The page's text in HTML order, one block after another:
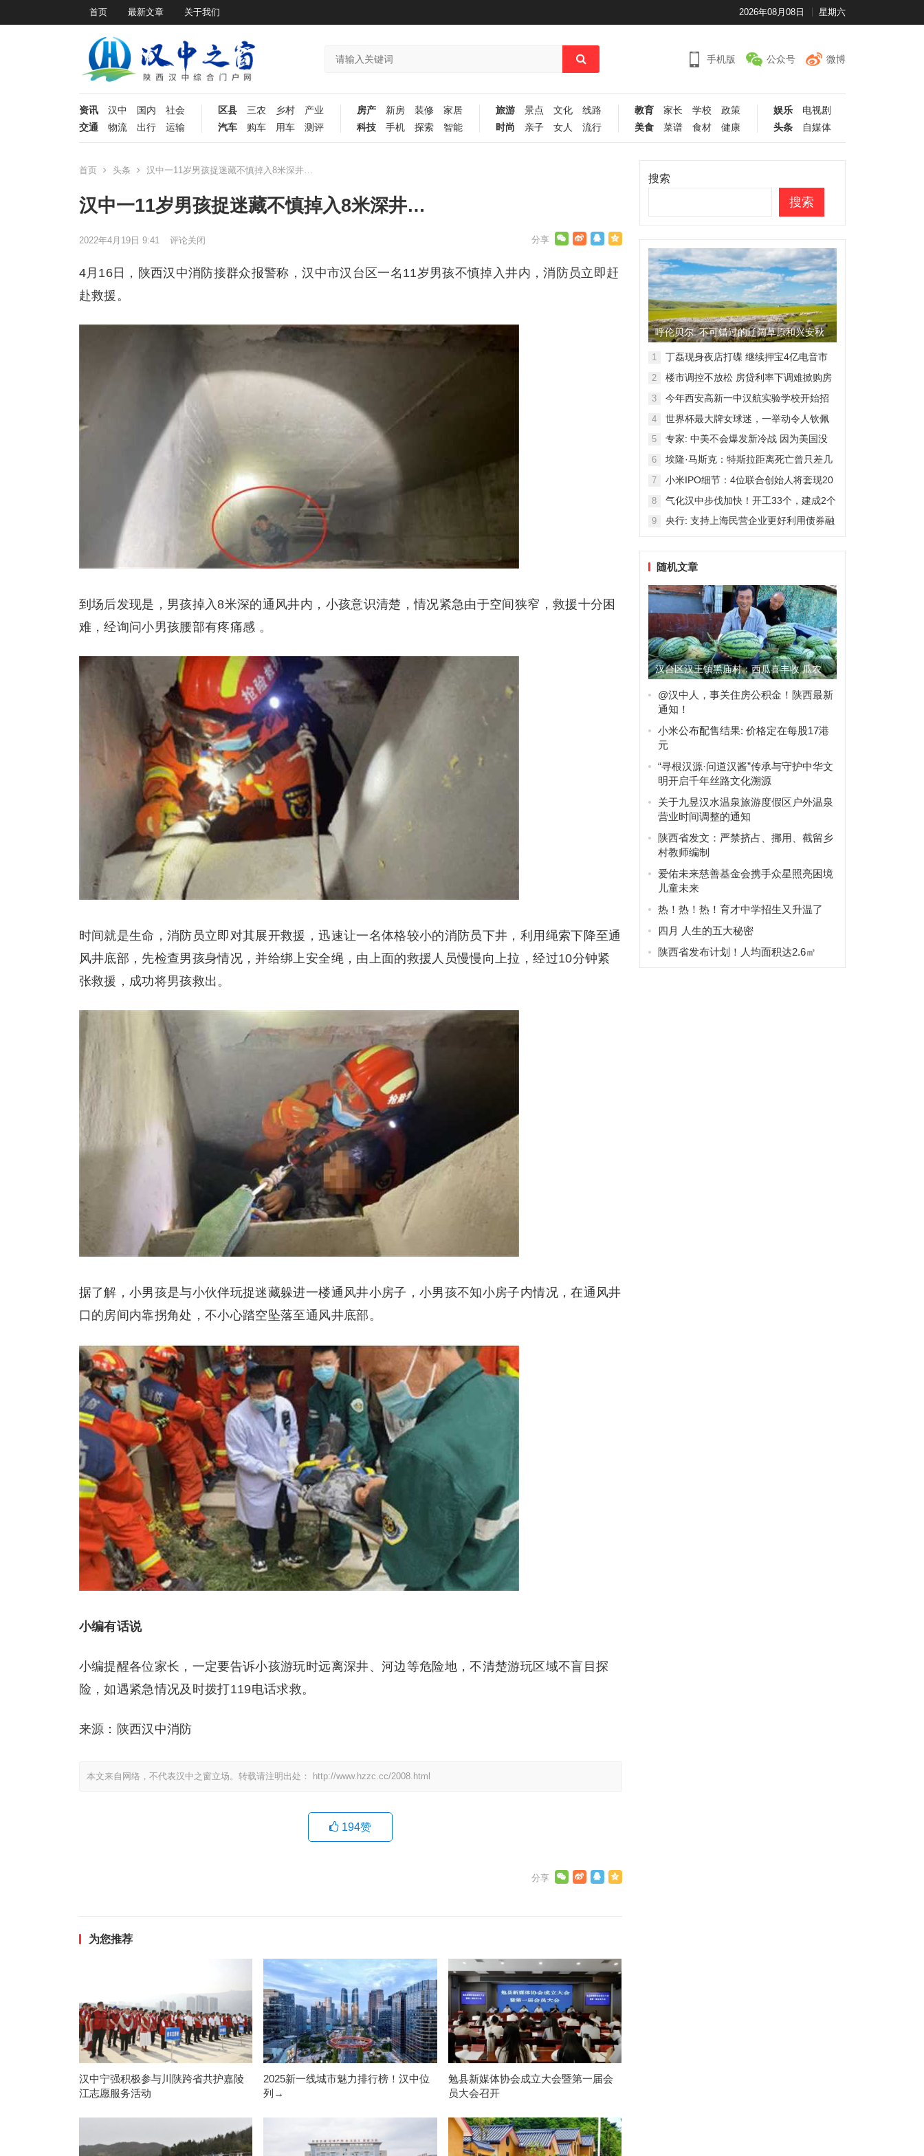
首页 最新文章 关于我们 2026年08月08日 星期六
手机版 公众号 微博
资讯 汉中 国内
社会
交通
物流 出行 运输
区县 三农 乡村
产业
汽车
购车 用车 测评
房产 新房 装修
家居
科技
手机 探索 智能
旅游 景点 文化
线路
时尚
亲子 女人 流行
教育 家长 学校
政策
美食
菜谱 食材 健康
娱乐
电视剧
头条
自媒体
首页 头条 汉中一11岁男孩捉迷藏不慎掉入8米深井…
汉中一11岁男孩捉迷藏不慎掉入8米深井…
2022年4月19日 9:41 评论关闭
4月16日，陕西汉中消防接群众报警称，汉中市汉台区一名11岁男孩不慎掉入井内，消防员立即赶
赴救援。
到场后发现是，男孩掉入8米深的通风井内，小孩意识清楚，情况紧急由于空间狭窄，救援十分困
难，经询问小男孩腰部有疼痛感 。
时间就是生命，消防员立即对其展开救援，迅速让一名体格较小的消防员下井，利用绳索下降至通
风井底部，先检查男孩身情况，并给绑上安全绳，由上面的救援人员慢慢向上拉，经过10分钟紧
张救援，成功将男孩救出。
据了解，小男孩是与小伙伴玩捉迷藏躲进一楼通风井小房子，小男孩不知小房子内情况，在通风井
口的房间内靠拐角处，不小心踏空坠落至通风井底部。
小编有话说
小编提醒各位家长，一定要告诉小孩游玩时远离深井、河边等危险地，不清楚游玩区域不盲目探
险，如遇紧急情况及时拨打119电话求救。
来源：陕西汉中消防
本文来自网络，不代表汉中之窗立场。转载请注明出处： http://www.hzzc.cc/2008.html
194赞
为您推荐
汉中宁强积极参与川陕跨省共护嘉陵
江志愿服务活动
2025新一线城市魅力排行榜！汉中位
列→
勉县新媒体协会成立大会暨第一届会
员大会召开
搜索
搜索
呼伦贝尔: 不可错过的辽阔草原和兴安秋
色
1
丁磊现身夜店打碟 继续押宝4亿电音市
2
楼市调控不放松 房贷利率下调难掀购房
3
今年西安高新一中汉航实验学校开始招
4 世界杯最大牌女球迷，一举动令人钦佩
5
专家: 中美不会爆发新冷战 因为美国没
6
埃隆·马斯克：特斯拉距离死亡曾只差几
7
小米IPO细节：4位联合创始人将套现20
8 气化汉中步伐加快！开工33个，建成2个
9
央行: 支持上海民营企业更好利用债券融
随机文章
汉台区汉王镇黑庙村：西瓜喜丰收 瓜农
采摘忙
@汉中人，事关住房公积金！陕西最新
通知！
小米公布配售结果: 价格定在每股17港
元
“寻根汉源·问道汉酱”传承与守护中华文
明开启千年丝路文化溯源
关于九昱汉水温泉旅游度假区户外温泉
营业时间调整的通知
陕西省发文：严禁挤占、挪用、截留乡
村教师编制
爱佑未来慈善基金会携手众星照亮困境
儿童未来
热！热！热！育才中学招生又升温了
四月 人生的五大秘密
陕西省发布计划！人均面积达2.6㎡